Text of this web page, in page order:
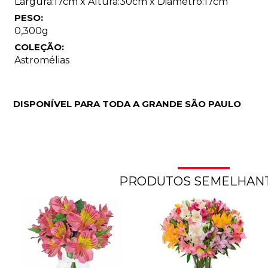
PESO:
0,300g
COLEÇÃO:
Astromélias
DISPONÍVEL PARA TODA A GRANDE SÃO PAULO
PRODUTOS